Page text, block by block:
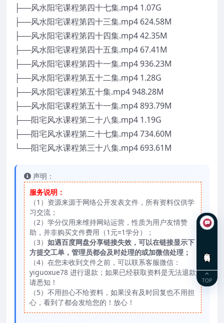
├──风水阳宅课程第四十七集.mp4 1.07G
├──风水阳宅课程第四十三集.mp4 624.58M
├──风水阳宅课程第四十四集.mp4 42.35M
├──风水阳宅课程第四十五集.mp4 67.41M
├──风水阳宅课程第四十一集.mp4 936.23M
├──风水阳宅课程第五十二集.mp4 1.28G
├──风水阳宅课程第五十集.mp4 948.28M
├──风水阳宅课程第五十一集.mp4 893.79M
├──阳宅风水课程第二十八集.mp4 1.19G
├──阳宅风水课程第二十七集.mp4 734.60M
└──阳宅风水课程第三十八集.mp4 693.61M
声明：
服务说明：
（1）资源来源于网络公开发表文件，所有资料仅供学
习交流；
（2）学分仅用来维持网站运营，性质为用户友情赞
助，并非购买文件费用（1元=1学分）；
（3） 如遇百度网盘分享链接失效，可以在链接显示下
方提交工单，管理员都会及时处理的或加微信处理；
（4）在您未收到文件之前，可以联系客服微信：
yiguoxue78 进行退款；如果已经获取资料是无法退款
请悉知！
（5）不用担心不给资料，如果没有及时回复也不用担
心，看到了都会发给您的！放心！
TOP